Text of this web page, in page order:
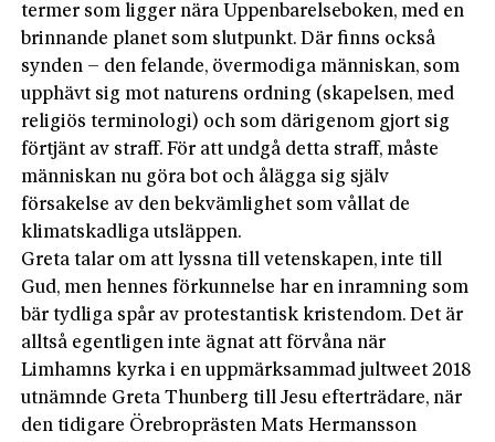
termer som ligger nära Uppenbarelseboken, med en
brinnande planet som slutpunkt. Där finns också
synden – den felande, övermodiga människan, som
upphävt sig mot naturens ordning (skapelsen, med
religiös terminologi) och som därigenom gjort sig
förtjänt av straff. För att undgå detta straff, måste
människan nu göra bot och ålägga sig själv
försakelse av den bekvämlighet som vållat de
klimatskadliga utsläppen.
Greta talar om att lyssna till vetenskapen, inte till
Gud, men hennes förkunnelse har en inramning som
bär tydliga spår av protestantisk kristendom. Det är
alltså egentligen inte ägnat att förvåna när
Limhamns kyrka i en uppmärksammad jultweet 2018
utnämnde Greta Thunberg­ till Jesu efterträdare, när
den tidigare Örebroprästen Mats Hermansson